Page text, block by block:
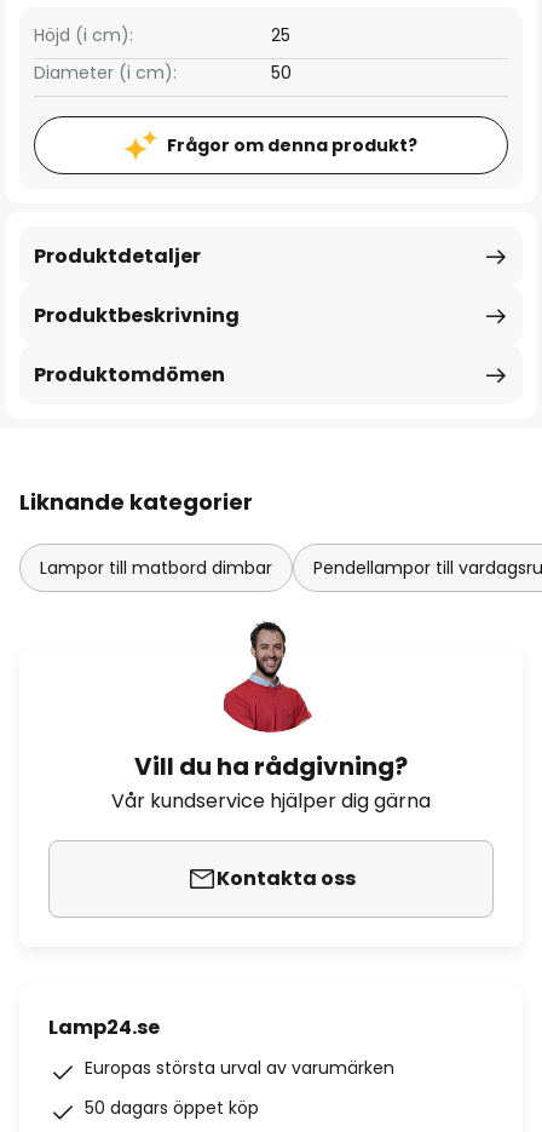
Höjd (i cm):
25
Diameter (i cm):
50
Frågor om denna produkt?
Produktbeskrivning
Produktdetaljer
Produktomdömen
Liknande kategorier
Lampor till matbord dimbar Pendellampor till
Vill du ha rådgivning?
Vår kundservice hjälper dig gärna
Kontakta oss
Lamp24.se
Europas största urval av varumärken
50 dagars öppet köp